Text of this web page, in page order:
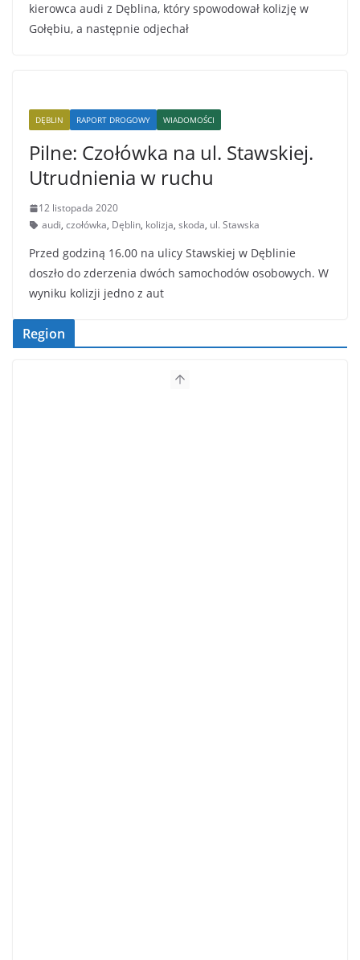
kierowca audi z Dęblina, który spowodował kolizję w
Gołębiu, a następnie odjechał
DĘBLIN RAPORT DROGOWY WIADOMOŚCI
Pilne: Czołówka na ul. Stawskiej.
Utrudnienia w ruchu
12 listopada 2020
audi, czołówka, Dęblin, kolizja, skoda, ul. Stawska
Przed godziną 16.00 na ulicy Stawskiej w Dęblinie
doszło do zderzenia dwóch samochodów osobowych. W
wyniku kolizji jedno z aut
Region